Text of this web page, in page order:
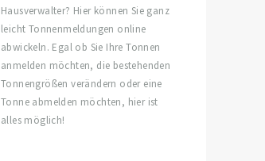
Hausverwalter? Hier können Sie ganz
leicht Tonnenmeldungen online
abwickeln. Egal ob Sie Ihre Tonnen
anmelden möchten, die bestehenden
Tonnengrößen verändern oder eine
Tonne abmelden möchten, hier ist
alles möglich!